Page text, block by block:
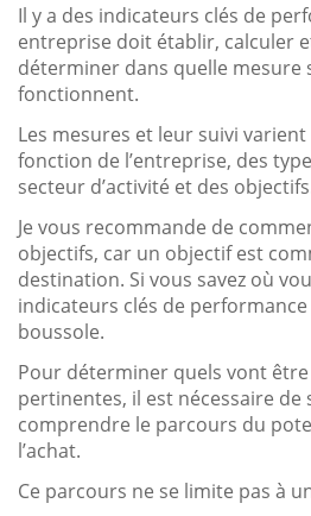
Il y a des indicateurs clés de
entreprise doit établir, calculer
déterminer dans quelle mesure
fonctionnent.
Les mesures et leur suivi
fonction de l’entreprise, des
secteur d’activité et des
Je vous recommande de
objectifs, car un objectif est
destination. Si vous savez où
indicateurs clés de
boussole.
Pour déterminer quels vont
pertinentes, il est nécessaire de
comprendre le parcours du
l’achat.
Ce parcours ne se limite pas à